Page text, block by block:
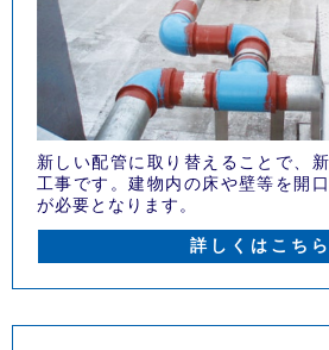
新しい配管に取り替えることで、
工事です。建物内の床や壁等を開
が必要となります。
詳しくはこちら